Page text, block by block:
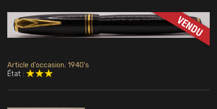
Article d'occasion. 1940's
État :